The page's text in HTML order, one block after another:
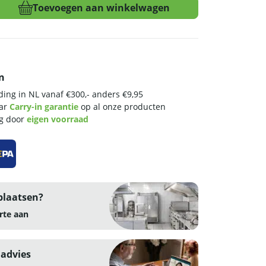
Toevoegen aan winkelwagen
in NL vanaf €300,- anders €9,95
Carry-in garantie op al onze producten
door eigen voorraad
aan